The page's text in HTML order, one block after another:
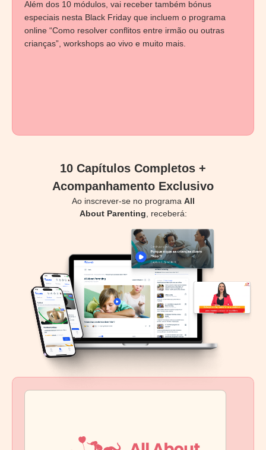
Além dos 10 módulos, vai receber também bónus
especiais nesta Black Friday que incluem o programa
online “Como resolver conflitos entre irmão ou outras
crianças”, workshops ao vivo e muito mais.
10 Capítulos Completos +
Acompanhamento Exclusivo
Ao inscrever-se no programa All
About Parenting, receberá: